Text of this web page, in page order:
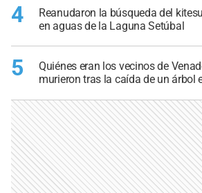
4
Reanudaron la búsqueda del
en aguas de la Laguna Setúbal
5
Quiénes eran los vecinos de
murieron tras la caída de un árbol